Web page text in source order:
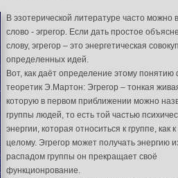
В эзотерической литературе часто можно
слово - эгрегор. Если дать простое
слову, эгрегор – это энергетическая
определенных идей.
Вот, как даёт определение этому понятию
теоретик Э.Мартон: Эгрегор – тонкая
которую в первом приближении можно
группы людей, то есть той частью
энергии, которая относиться к группе, как
целому. Эгрегор может получать энергию
распадом группы он прекращает своё
функционрование.